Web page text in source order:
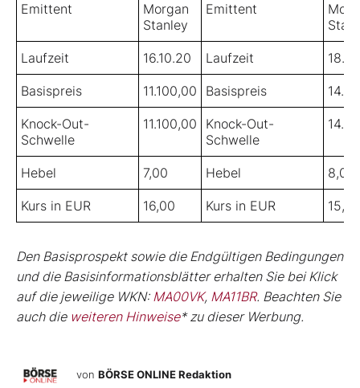
Emittent
Morgan
Stanley
Emittent
Laufzeit 16.10.20 Laufzeit
Basispreis 11.100,00 Basispreis
Knock-Out-
Schwelle
11.100,00
Knock-Out-
Schwelle
Hebel 7,00 Hebel 8,00
Kurs in EUR 16,00 Kurs in EUR 15,00
Den Basisprospekt sowie die Endgültigen Bedingungen
und die Basisinformationsblätter erhalten Sie bei Klick
auf die jeweilige WKN: MA00VK, MA11BR. Beachten Sie
auch die weiteren Hinweise* zu dieser Werbung.
von BÖRSE ONLINE Redaktion